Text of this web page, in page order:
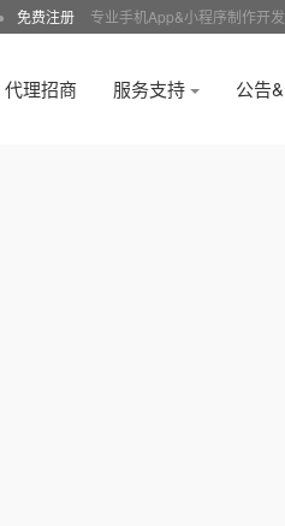
免费注册 专业手机App&小程序制作开
代理招商 服务支持 公告